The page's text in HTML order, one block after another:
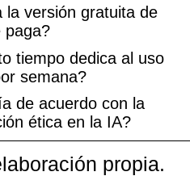
la versión gratuita de
paga?
tiempo dedica al uso
semana?
de acuerdo con la
ética en la IA?
propia.